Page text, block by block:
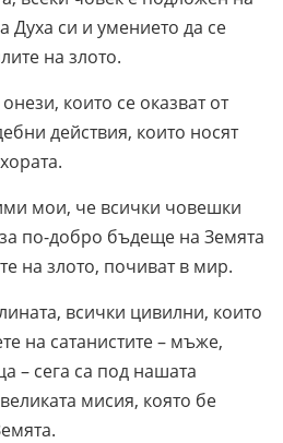
Духа си и умението да се
на злото.
които се оказват от
действия, които носят
мои, че всички човешки
по-добро бъдеще на Земята
на злото, почиват в мир.
всички цивилни, които
на сатанистите – мъже,
– сега са под нашата
мисия, която бе